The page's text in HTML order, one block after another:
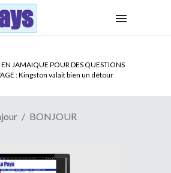
JAMAIQUE POUR DES QUESTIONS
: Kingston valait bien un détour
BONJOUR